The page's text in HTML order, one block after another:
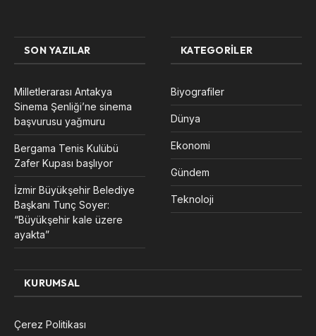
SON YAZILAR
Milletlerarası Antakya
Sinema Şenliği’ne sinema
başvurusu yağmuru
Bergama Tenis Kulübü
Zafer Kupası başlıyor
İzmir Büyükşehir Belediye
Başkanı Tunç Soyer:
“Büyükşehir kale üzere
ayakta”
KATEGORILER
Biyografiler
Dünya
Ekonomi
Gündem
Teknoloji
KURUMSAL
Çerez Politikası